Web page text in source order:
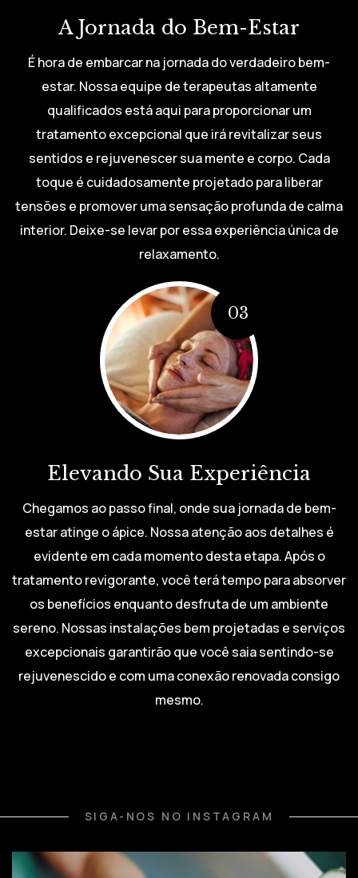
A Jornada do Bem-Estar
É hora de embarcar na jornada do verdadeiro bem-
estar. Nossa equipe de terapeutas altamente
qualificados está aqui para proporcionar um
tratamento excepcional que irá revitalizar seus
sentidos e rejuvenescer sua mente e corpo. Cada
toque é cuidadosamente projetado para liberar
tensões e promover uma sensação profunda de calma
interior. Deixe-se levar por essa experiência única de
relaxamento.
Elevando Sua Experiência
Chegamos ao passo final, onde sua jornada de bem-
estar atinge o ápice. Nossa atenção aos detalhes é
evidente em cada momento desta etapa. Após o
tratamento revigorante, você terá tempo para absorver
os benefícios enquanto desfruta de um ambiente
sereno. Nossas instalações bem projetadas e serviços
excepcionais garantirão que você saia sentindo-se
rejuvenescido e com uma conexão renovada consigo
mesmo.
SIGA-NOS NO INSTAGRAM